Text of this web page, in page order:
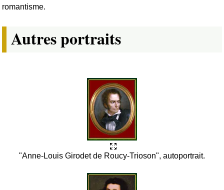
romantisme.
Autres portraits
"Anne-Louis Girodet de Roucy-Trioson", autoportrait.